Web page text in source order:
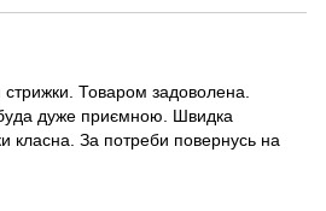
Товаром задоволена.
дуже приємною. Швидка
класна. За потреби повернусь на